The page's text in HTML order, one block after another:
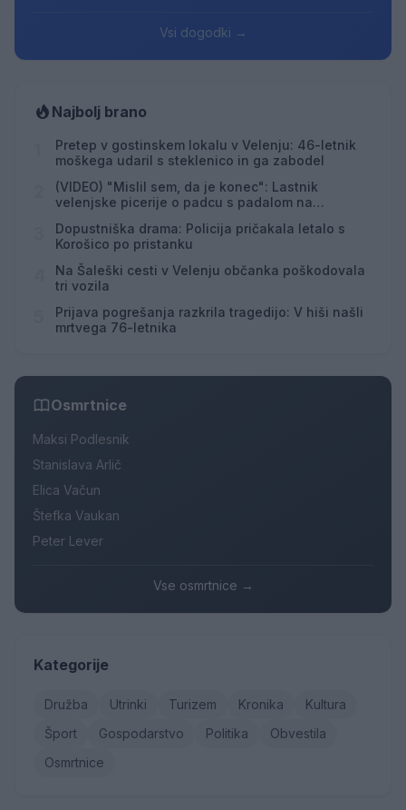
Vsi dogodki →
Najbolj brano
Pretep v gostinskem lokalu v Velenju: 46-letnik
moškega udaril s steklenico in ga zabodel
(VIDEO) "Mislil sem, da je konec": Lastnik
velenjske picerije o padcu s padalom na
Dopustniška drama: Policija pričakala letalo s
Korošico po pristanku
Na Šaleški cesti v Velenju občanka poškodovala
tri vozila
Prijava pogrešanja razkrila tragedijo: V hiši našli
mrtvega 76-letnika
Osmrtnice
Maksi Podlesnik
Stanislava Arlič
Elica Vačun
Štefka Vaukan
Peter Lever
Vse osmrtnice →
Kategorije
Družba Utrinki Turizem Kronika
Kultura
Šport
Gospodarstvo Politika
Obvestila
Osmrtnice